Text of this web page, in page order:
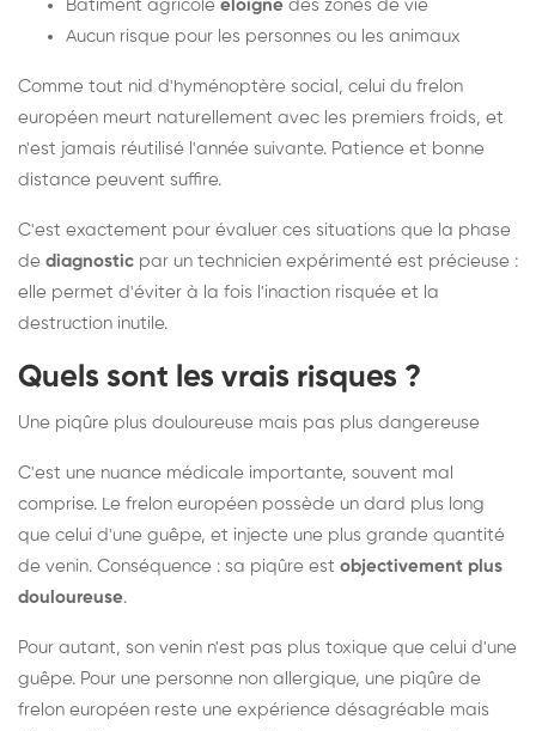
Bâtiment agricole éloigné des zones de vie
Aucun risque pour les personnes ou les animaux
Comme tout nid d'hyménoptère social, celui du frelon
européen meurt naturellement avec les premiers froids, et
n'est jamais réutilisé l'année suivante. Patience et bonne
distance peuvent suffire.
C'est exactement pour évaluer ces situations que la phase
de diagnostic par un technicien expérimenté est précieuse :
elle permet d'éviter à la fois l'inaction risquée et la
destruction inutile.
Quels sont les vrais risques ?
Une piqûre plus douloureuse mais pas plus dangereuse
C'est une nuance médicale importante, souvent mal
comprise. Le frelon européen possède un dard plus long
que celui d'une guêpe, et injecte une plus grande quantité
de venin. Conséquence : sa piqûre est objectivement plus
douloureuse.
Pour autant, son venin n'est pas plus toxique que celui d'une
guêpe. Pour une personne non allergique, une piqûre de
frelon européen reste une expérience désagréable mais